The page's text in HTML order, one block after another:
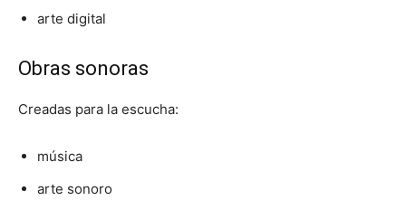
arte digital
Obras sonoras
Creadas para la escucha:
música
arte sonoro